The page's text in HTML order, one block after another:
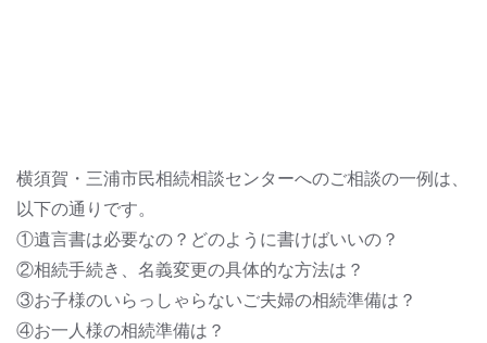
横須賀・三浦市民相続相談センターへのご相談の一例は、
以下の通りです。
①遺言書は必要なの？どのように書けばいいの？
②相続手続き、名義変更の具体的な方法は？
③お子様のいらっしゃらないご夫婦の相続準備は？
④お一人様の相続準備は？